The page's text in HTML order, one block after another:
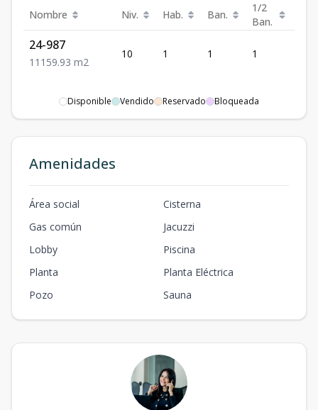
Nombre Niv. Hab. Ban.
1/2
Ban.
24-987
1 1 1 59.93 m2
10 1 1 1
Disponible Vendido Reservado Bloqueada
Amenidades
Área social
Cisterna
Gas común
Jacuzzi
Lobby
Piscina
Planta
Planta Eléctrica
Pozo
Sauna